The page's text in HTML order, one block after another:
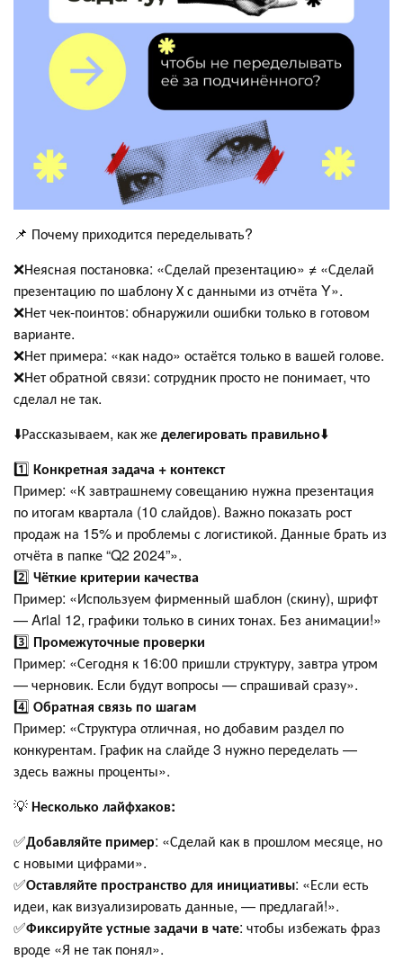
📌 Почему приходится переделывать?
❌Неясная постановка: «Сделай презентацию» ≠ «Сделай
презентацию по шаблону Х с данными из отчёта Y».
❌Нет чек-поинтов: обнаружили ошибки только в готовом
варианте.
❌Нет примера: «как надо» остаётся только в вашей голове.
❌Нет обратной связи: сотрудник просто не понимает, что
сделал не так.
⬇️Рассказываем, как жеделегировать правильно⬇️
1️⃣ Конкретная задача + контекст
Пример: «К завтрашнему совещанию нужна презентация
по итогам квартала (10 слайдов). Важно показать рост
продаж на 15% и проблемы с логистикой. Данные брать из
отчёта в папке “Q2 2024”».
2️⃣ Чёткие критерии качества
Пример: «Используем фирменный шаблон (скину), шрифт
— Arial 12, графики только в синих тонах. Без анимации!»
3️⃣ Промежуточные проверки
Пример: «Сегодня к 16:00 пришли структуру, завтра утром
— черновик. Если будут вопросы — спрашивай сразу».
4️⃣ Обратная связь по шагам
Пример: «Структура отличная, но добавим раздел по
конкурентам. График на слайде 3 нужно переделать —
здесь важны проценты».
💡Несколько лайфхаков:
✅Добавляйте пример: «Сделай как в прошлом месяце, но
с новыми цифрами».
✅Оставляйте пространство для инициативы: «Если есть
идеи, как визуализировать данные, — предлагай!».
✅Фиксируйте устные задачи в чате: чтобы избежать фраз
вроде «Я не так понял».